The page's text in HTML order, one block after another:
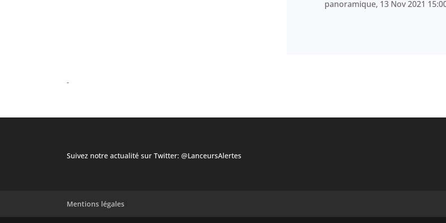
panoramique, 13 Nov 2021
Suivez notre actualité sur Twitter:@LanceursAlertes
Mentions légales